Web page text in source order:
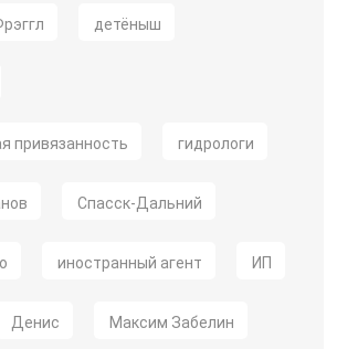
детёныш
привязанность гидрологи
Спасск-Дальний
иностранный агент ИП
Денис Максим Забелин